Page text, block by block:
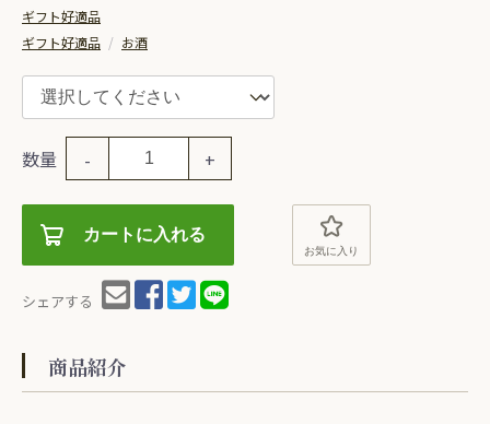
ギフト好適品
ギフト好適品 / お酒
数量 - +
カートに入れる
お気に入り
シェアする
商品紹介